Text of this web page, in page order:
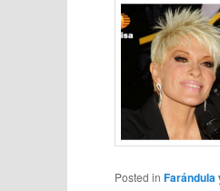
Posted in